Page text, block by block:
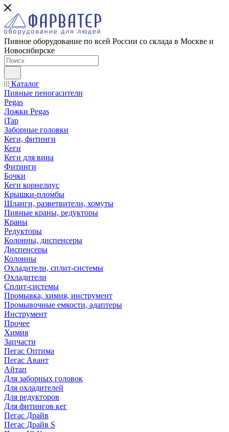
Пивное оборудование по всей России со склада в Москве и
Новосибирске
Каталог
Пивные пеногасители
Pegas
Ложки Pegas
iTap
Заборные головки
Кеги, фитинги
Кеги
Кеги для вина
Фитинги
Бочки
Кеги корнелиус
Крышки-пломбы
Шланги, разветвители, хомуты
Пивные краны, редукторы
Краны
Редукторы
Колонны, диспенсеры
Диспенсеры
Колонны
Охладители, сплит-системы
Охладители
Сплит-системы
Промывка, химия, инструмент
Промывочные емкости, адаптеры
Инструмент
Прочее
Химия
Запчасти
Пегас Оптима
Пегас Авант
Айтап
Для заборных головок
Для охладителей
Для редукторов
Для фитингов кег
Пегас Драйв
Пегас Драйв S